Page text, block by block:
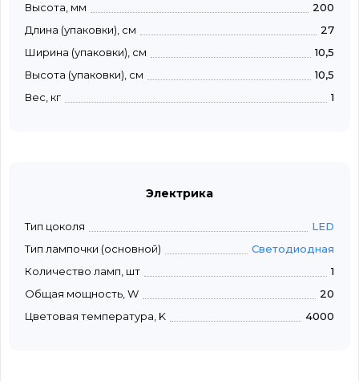
Высота, мм
200
Длина (упаковки), см
27
Ширина (упаковки), см
10,5
Высота (упаковки), см
10,5
Вес, кг
1
Электрика
Тип цоколя
LED
Тип лампочки (основной)
Светодиодная
Количество ламп, шт
1
Общая мощность, W
20
Цветовая температура, K
4000